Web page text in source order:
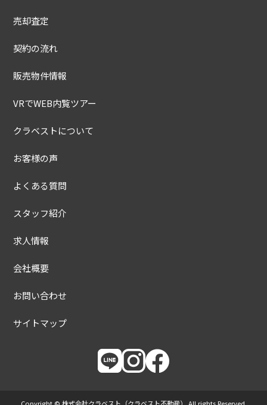
売却査定
契約の流れ
販売物件情報
VRでWEB内覧ツアー
クラベストについて
お客様の声
よくある質問
スタッフ紹介
求人情報
会社概要
お問い合わせ
サイトマップ